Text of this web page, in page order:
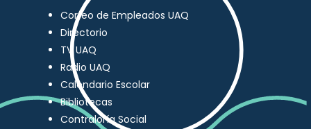
Correo de Empleados UAQ
Directorio
TV UAQ
Radio UAQ
Calendario Escolar
Bibliotecas
Contraloría Social